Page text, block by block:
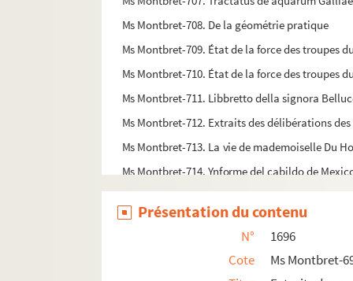
Ms Montbret-708. De la géométrie pratique
Ms Montbret-709. État de la force des troupes
Ms Montbret-710. État de la force des troupes
Ms Montbret-711. Libbretto della signora
Ms Montbret-712. Extraits des délibérations
Ms Montbret-713. La vie de mademoiselle Du
Ms Montbret-714. Ynforme del cabildo de
Ms Montbret-715. Peru. Geografia fisica
Ms Montbret-716. Recueil
Ms Montbret-717. La chronique scandaleuse,
Ms Montbret-718. La sainte liberté des enfans
Présentation du contenu
N°
1696
Cote
Ms Montbret-